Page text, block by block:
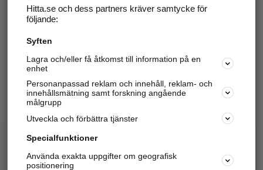
Hitta.se - Gratis nummerupplysning.
Sök företag, personer och platser.
Hitta telefonnummer, adresser, företagsinfo mm.
Marknadsför företaget
Kom igång och annonsera mot
Hitta.se och dess partners kräver samtycke för
följande:
Syften
Lagra och/eller få åtkomst till information på en
enhet
Personanpassad reklam och innehåll, reklam- och
innehållsmätning samt forskning angående
målgrupp
Utveckla och förbättra tjänster
Specialfunktioner
Använda exakta uppgifter om geografisk
positionering